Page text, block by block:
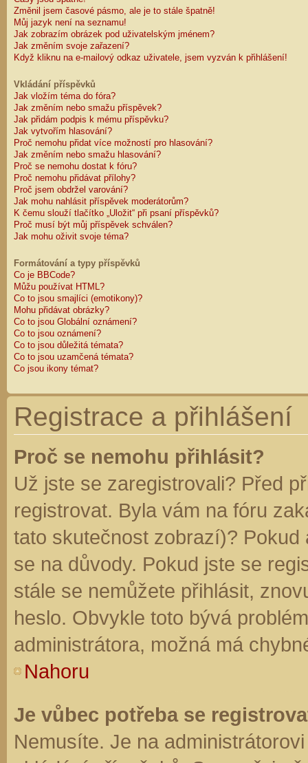
Změnil jsem časové pásmo, ale je to stále špatně!
Můj jazyk není na seznamu!
Jak zobrazím obrázek pod uživatelským jménem?
Jak změním svoje zařazení?
Když kliknu na e-mailový odkaz uživatele, jsem vyzván k přihlášení!
Vkládání příspěvků
Jak vložím téma do fóra?
Jak změním nebo smažu příspěvek?
Jak přidám podpis k mému příspěvku?
Jak vytvořím hlasování?
Proč nemohu přidat více možností pro hlasování?
Jak změním nebo smažu hlasování?
Proč se nemohu dostat k fóru?
Proč nemohu přidávat přílohy?
Proč jsem obdržel varování?
Jak mohu nahlásit příspěvek moderátorům?
K čemu slouží tlačítko „Uložit“ při psaní příspěvků?
Proč musí být můj příspěvek schválen?
Jak mohu oživit svoje téma?
Formátování a typy příspěvků
Co je BBCode?
Můžu používat HTML?
Co to jsou smajlíci (emotikony)?
Mohu přidávat obrázky?
Co to jsou Globální oznámení?
Co to jsou oznámení?
Co to jsou důležitá témata?
Co to jsou uzamčená témata?
Co jsou ikony témat?
Registrace a přihlášení
Proč se nemohu přihlásit?
Už jste se zaregistrovali? Před
registrovat. Byla vám na fóru
tato skutečnost zobrazí)?
se na důvody. Pokud jste se
stále se nemůžete přihlásit,
heslo. Obvykle toto bývá
administrátora, možná má
Nahoru
Je vůbec potřeba se
Nemusíte. Je na